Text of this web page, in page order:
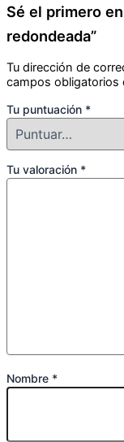
Sé el primero
redondeada”
Tu dirección de
campos obligatorios
Tu puntuación *
Tu valoración *
Nombre *